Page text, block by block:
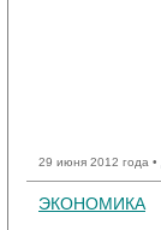
29 июня 2012 года •
ЭКОНОМИКА